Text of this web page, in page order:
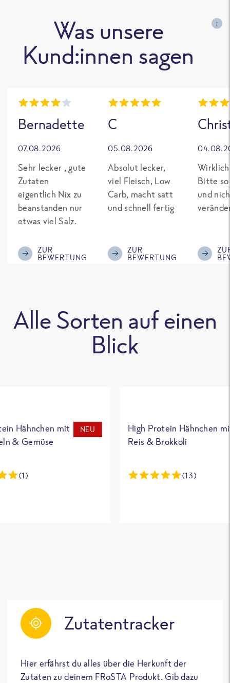
Was unsere
Kund:innen sagen
i
Bernadette
07.08.2026
Sehr lecker , gute
Zutaten
eigentlich Nix zu
beanstanden nur
etwas viel Salz.
ZUR
BEWERTUNG
C
05.08.2026
Absolut lecker,
viel Fleisch, Low
Carb, macht satt
und schnell fertig
ZUR
BEWERTUNG
Bitte so
und
Alle Sorten auf einen
Blick
Hähnchen mit
& Gemüse
NEU
(1)
High Protein Hähnchen
Reis & Brokkoli
(13)
Zutatentracker
Hier erfährst du alles über die Herkunft der
Zutaten zu deinem FRoSTA Produkt. Gib dazu